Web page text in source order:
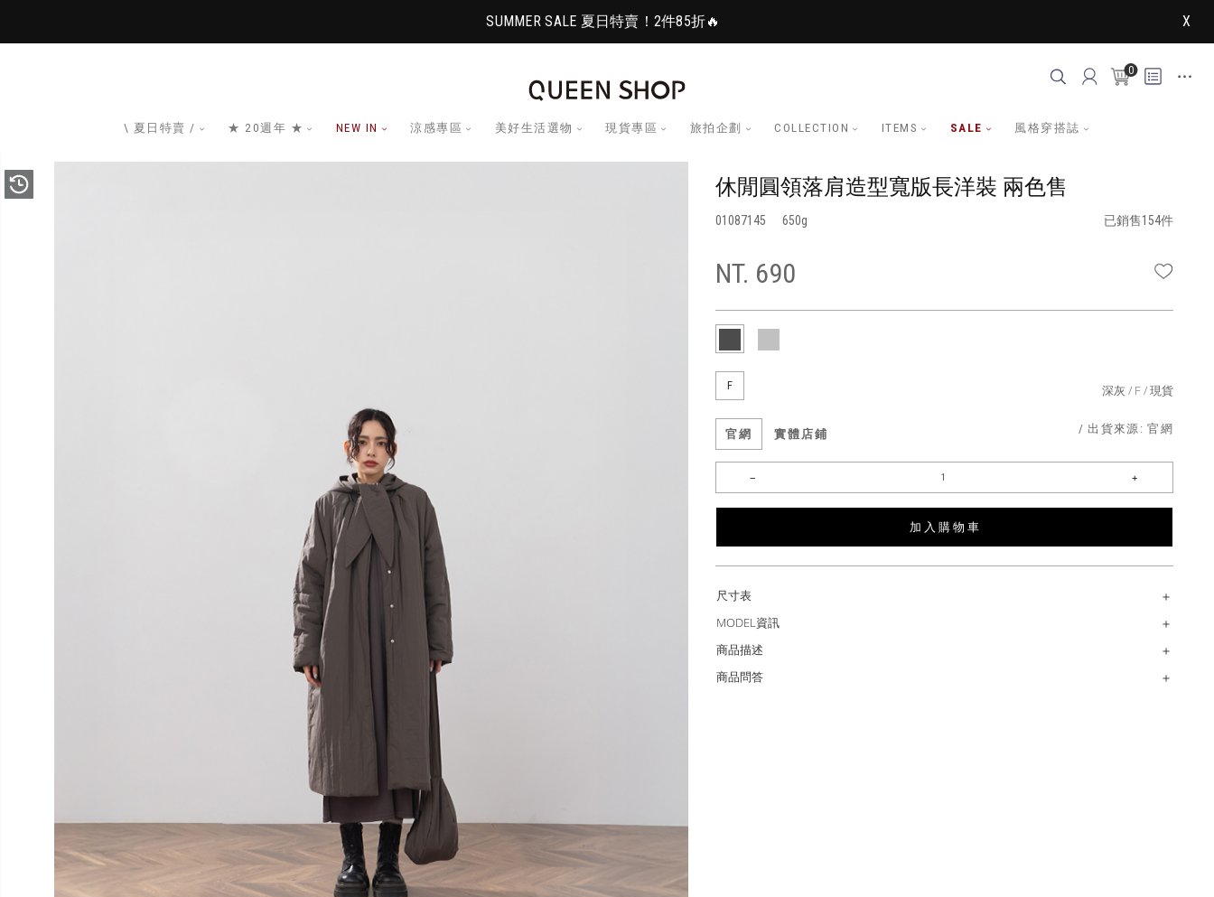
SUMMER SALE 夏日特賣！2件85折🔥 X
0
\ 夏日特賣 / ★ 20週年 ★ NEW IN 涼感專區 美好生活選物 現貨專區 旅拍企劃 COLLECTION ITEMS SALE 風格穿搭誌
休閒圓領落肩造型寬版長洋裝 兩色售
01087145 650 已銷售154件
NT. 690
F 深灰 F 現貨
官網 實體店鋪 / 出貨來源:官網
加 入 購 物 車
尺寸表
MODEL資訊
商品描述
商品問答